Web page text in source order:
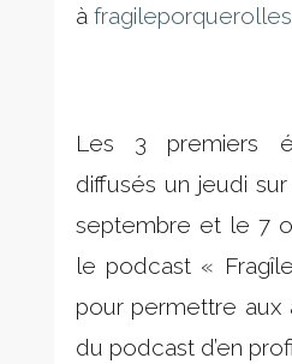
à
Les 3 premiers
diffusés un jeudi
septembre et le 7
le podcast «
pour permettre aux
du podcast d’en